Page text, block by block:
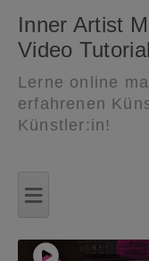
Inner Artist
Video
Lerne online
erfahrenen
Künstler:in!
≡